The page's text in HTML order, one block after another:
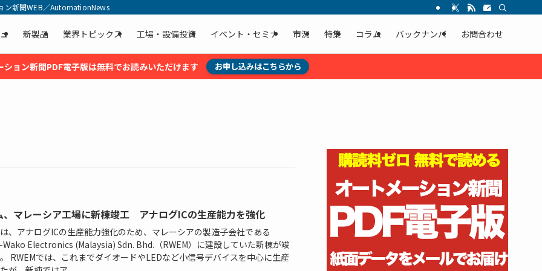
ン新聞WEB／AutomationNews
新製品 業界トピックス 工場・設備投資 イベント・セミナ 市況 特集 コラム バックナンバ お問合わせ
ション新聞PDF電子版は無料でお読みいただけます お申し込みはこちらから
、マレーシア工場に新棟竣工 アナログICの生産能力を強化
、アナログICの生産能力強化のため、マレーシアの製造子会社である
Wako Electronics (Malaysia) Sdn. Bhd.（RWEM）に建設していた新棟が竣
RWEMでは、これまでダイオードやLEDなど小信号デバイスを中心に生産